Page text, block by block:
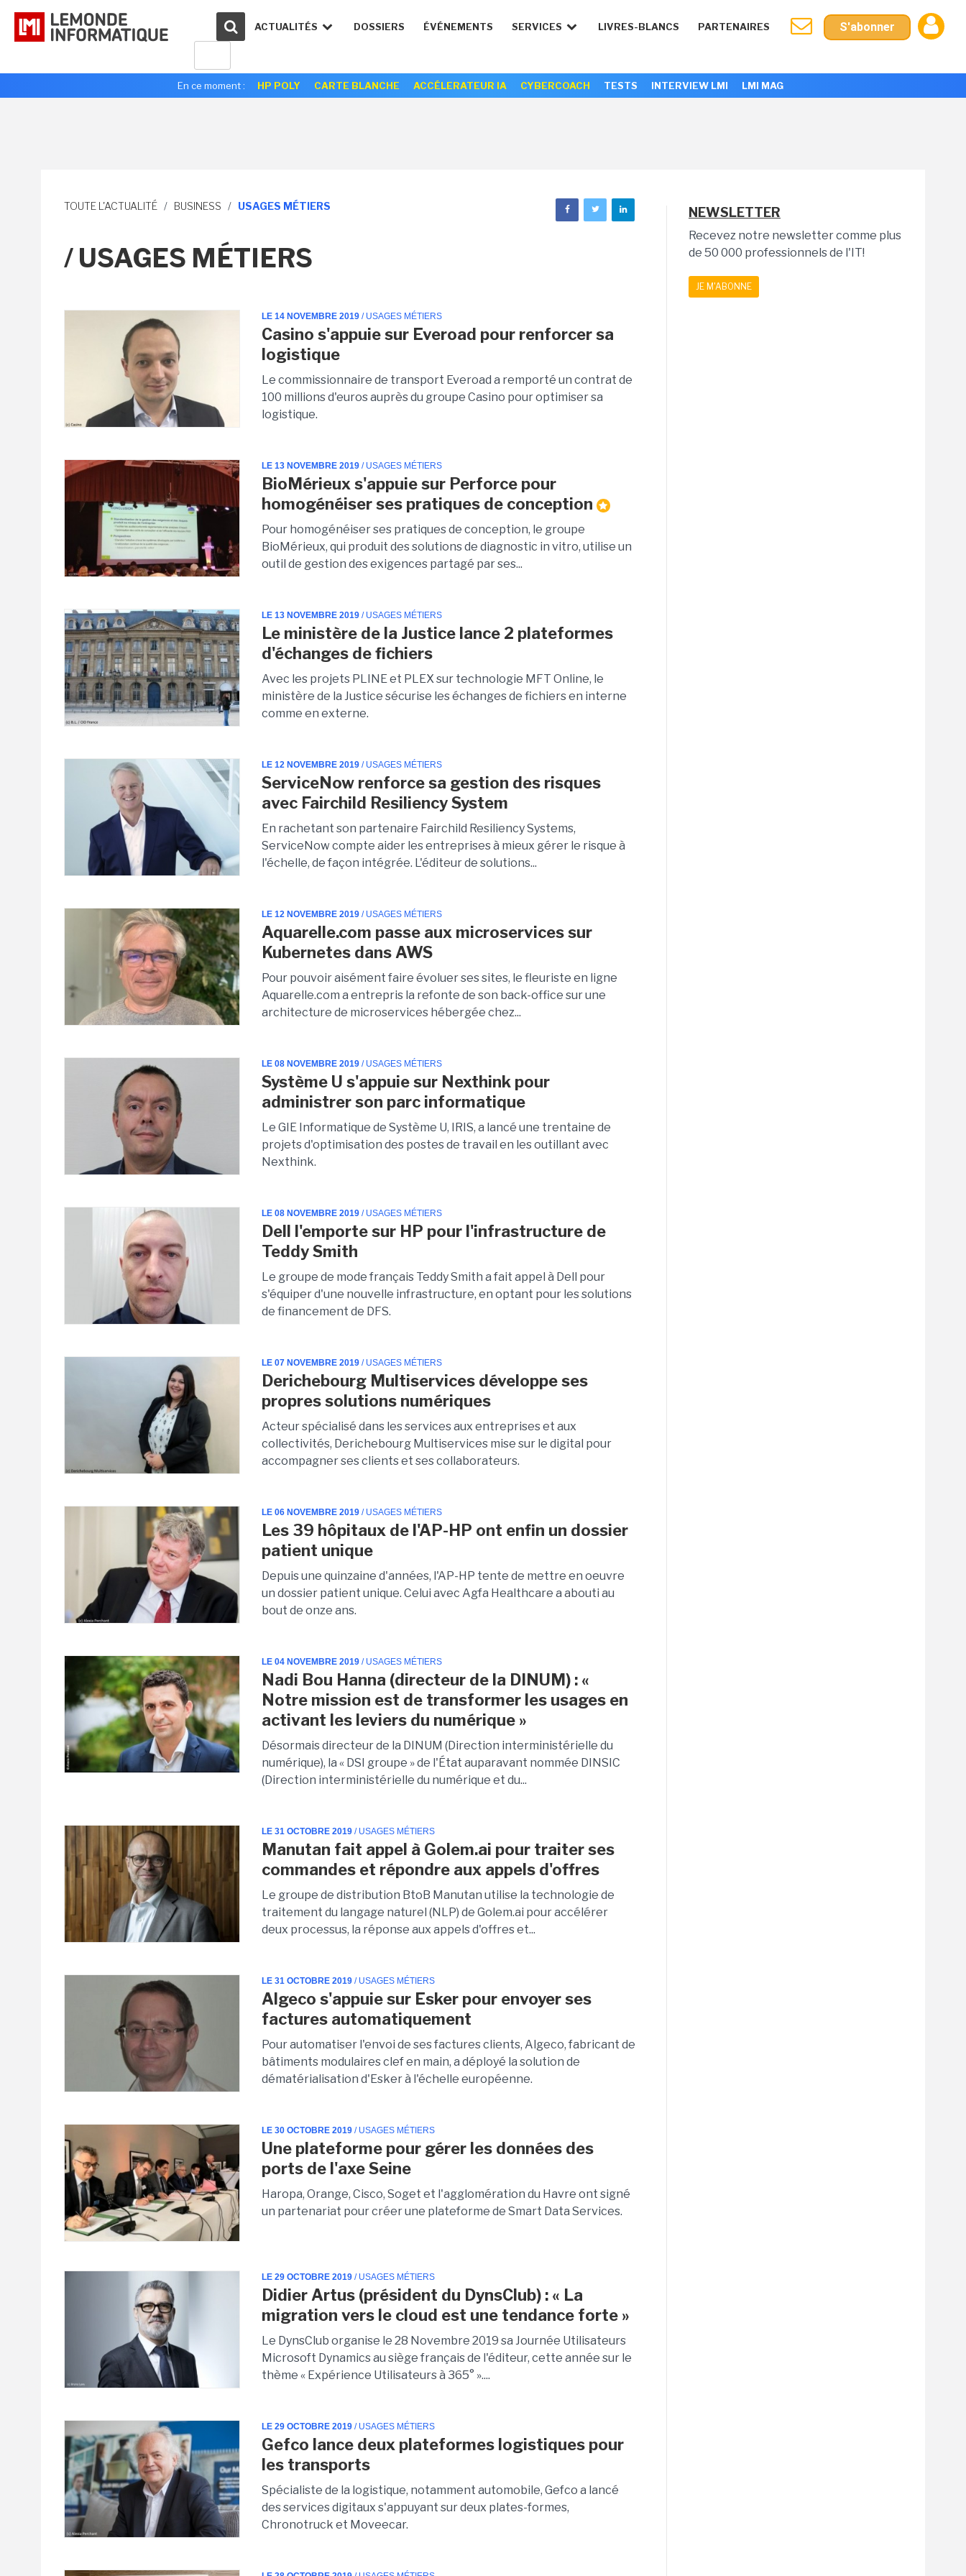
ACTUALITÉS DOSSIERS ÉVÉNEMENTS SERVICES LIVRES-BLANCS PARTENAIRES S'abonner
En ce moment : HP POLY CARTE BLANCHE ACCÉLERATEUR IA CYBERCOACH TESTS INTERVIEW LMI LMI MAG
TOUTE L'ACTUALITÉ / BUSINESS / USAGES MÉTIERS
/ USAGES MÉTIERS
LE 14 NOVEMBRE 2019 / USAGES MÉTIERS
Casino s'appuie sur Everoad pour renforcer sa
logistique
Le commissionnaire de transport Everoad a remporté un contrat de
100 millions d'euros auprès du groupe Casino pour optimiser sa
logistique.
LE 13 NOVEMBRE 2019 / USAGES MÉTIERS
BioMérieux s'appuie sur Perforce pour
homogénéiser ses pratiques de conception
Pour homogénéiser ses pratiques de conception, le groupe
BioMérieux, qui produit des solutions de diagnostic in vitro, utilise un
outil de gestion des exigences partagé par ses...
LE 13 NOVEMBRE 2019 / USAGES MÉTIERS
Le ministère de la Justice lance 2 plateformes
d'échanges de fichiers
Avec les projets PLINE et PLEX sur technologie MFT Online, le
ministère de la Justice sécurise les échanges de fichiers en interne
comme en externe.
LE 12 NOVEMBRE 2019 / USAGES MÉTIERS
ServiceNow renforce sa gestion des risques
avec Fairchild Resiliency System
En rachetant son partenaire Fairchild Resiliency Systems,
ServiceNow compte aider les entreprises à mieux gérer le risque à
l'échelle, de façon intégrée. L'éditeur de solutions...
LE 12 NOVEMBRE 2019 / USAGES MÉTIERS
Aquarelle.com passe aux microservices sur
Kubernetes dans AWS
Pour pouvoir aisément faire évoluer ses sites, le fleuriste en ligne
Aquarelle.com a entrepris la refonte de son back-office sur une
architecture de microservices hébergée chez...
LE 08 NOVEMBRE 2019 / USAGES MÉTIERS
Système U s'appuie sur Nexthink pour
administrer son parc informatique
Le GIE Informatique de Système U, IRIS, a lancé une trentaine de
projets d'optimisation des postes de travail en les outillant avec
Nexthink.
LE 08 NOVEMBRE 2019 / USAGES MÉTIERS
Dell l'emporte sur HP pour l'infrastructure de
Teddy Smith
Le groupe de mode français Teddy Smith a fait appel à Dell pour
s'équiper d'une nouvelle infrastructure, en optant pour les solutions
de financement de DFS.
LE 07 NOVEMBRE 2019 / USAGES MÉTIERS
Derichebourg Multiservices développe ses
propres solutions numériques
Acteur spécialisé dans les services aux entreprises et aux
collectivités, Derichebourg Multiservices mise sur le digital pour
accompagner ses clients et ses collaborateurs.
LE 06 NOVEMBRE 2019 / USAGES MÉTIERS
Les 39 hôpitaux de l'AP-HP ont enfin un dossier
patient unique
Depuis une quinzaine d'années, l'AP-HP tente de mettre en oeuvre
un dossier patient unique. Celui avec Agfa Healthcare a abouti au
bout de onze ans.
LE 04 NOVEMBRE 2019 / USAGES MÉTIERS
Nadi Bou Hanna (directeur de la DINUM) : «
Notre mission est de transformer les usages en
activant les leviers du numérique »
Désormais directeur de la DINUM (Direction interministérielle du
numérique), la « DSI groupe » de l'État auparavant nommée DINSIC
(Direction interministérielle du numérique et du...
LE 31 OCTOBRE 2019 / USAGES MÉTIERS
Manutan fait appel à Golem.ai pour traiter ses
commandes et répondre aux appels d'offres
Le groupe de distribution BtoB Manutan utilise la technologie de
traitement du langage naturel (NLP) de Golem.ai pour accélérer
deux processus, la réponse aux appels d'offres et...
LE 31 OCTOBRE 2019 / USAGES MÉTIERS
Algeco s'appuie sur Esker pour envoyer ses
factures automatiquement
Pour automatiser l'envoi de ses factures clients, Algeco, fabricant de
bâtiments modulaires clef en main, a déployé la solution de
dématérialisation d'Esker à l'échelle européenne.
LE 30 OCTOBRE 2019 / USAGES MÉTIERS
Une plateforme pour gérer les données des
ports de l'axe Seine
Haropa, Orange, Cisco, Soget et l'agglomération du Havre ont signé
un partenariat pour créer une plateforme de Smart Data Services.
LE 29 OCTOBRE 2019 / USAGES MÉTIERS
Didier Artus (président du DynsClub) : « La
migration vers le cloud est une tendance forte »
Le DynsClub organise le 28 Novembre 2019 sa Journée Utilisateurs
Microsoft Dynamics au siège français de l'éditeur, cette année sur le
thème « Expérience Utilisateurs à 365° »....
LE 29 OCTOBRE 2019 / USAGES MÉTIERS
Gefco lance deux plateformes logistiques pour
les transports
Spécialiste de la logistique, notamment automobile, Gefco a lancé
des services digitaux s'appuyant sur deux plates-formes,
Chronotruck et Moveecar.
NEWSLETTER
Recevez notre newsletter comme plus
de 50 000 professionnels de l'IT!
JE M'ABONNE